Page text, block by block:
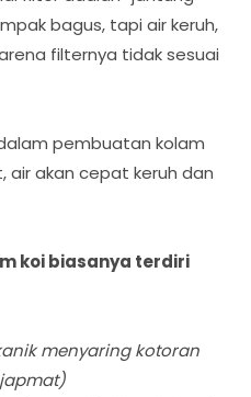
bagus, tapi air keruh,
filternya tidak sesuai
pembuatan kolam
air akan cepat keruh dan
koi biasanya terdiri
menyaring kotoran